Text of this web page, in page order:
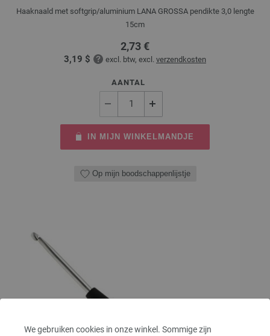
We gebruiken cookies in onze winkel. Sommige zijn
Haaknaald met softgrip/aluminium LANA GROSSA pendikte 3,0 lengte
15cm
2,73 €
3,19 $ excl. btw, excl. verzendkosten
AANTAL
IN MIJN WINKELMANDJE
Op mijn boodschappenlijstje